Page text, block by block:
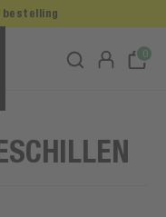
0
bestelling